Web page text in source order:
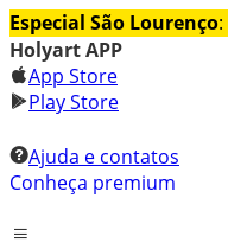
Especial São Lourenço:
Holyart APP
App Store
Play Store
Ajuda e contatos
Conheça premium